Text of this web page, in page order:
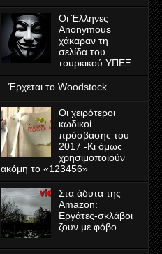
Οι Έλληνες
Anonymous
χάκαραν τη
σελίδα του
τουρκικού ΥΠΕΞ
Έρχεται το Woodstock
Οι χειρότεροι
κωδικοί
πρόσβασης του
2017 -Κι όμως
χρησιμοποιούν
ακόμη το «123456»
Στα άδυτα της
Amazon:
Εργάτες-σκλάβοι
ζουν με φόβο